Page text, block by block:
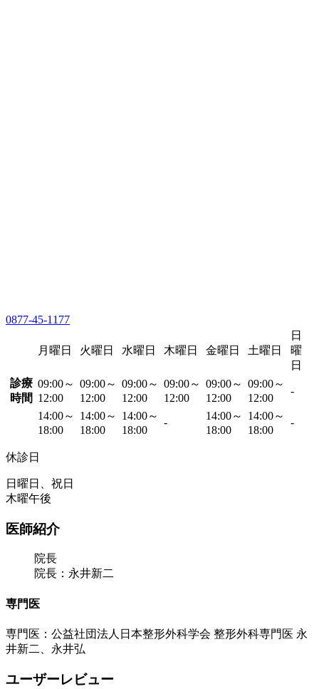
0877-45-1177
月曜日 火曜日 水曜日 木曜日 金曜日 土曜日
日
曜
日
診療
時間
09:00～
12:00
09:00～
12:00
09:00～
12:00
09:00～
12:00
09:00～
12:00
09:00～
12:00
-
14:00～
18:00
14:00～
18:00
14:00～
18:00
-
14:00～
18:00
14:00～
18:00
-
休診日
日曜日、祝日
木曜午後
医師紹介
院長
院長：永井新二
専門医
専門医：公益社団法人日本整形外科学会 整形外科専門医 永
井新二、永井弘
ユーザーレビュー